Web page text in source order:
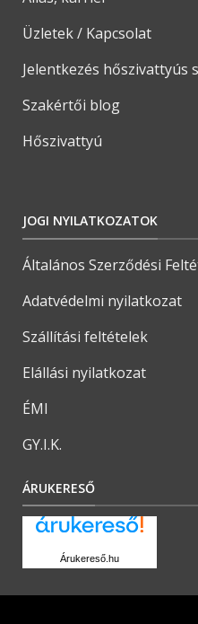
Üzletek / Kapcsolat
Jelentkezés hőszivattyús
Szakértői blog
Hőszivattyú
JOGI NYILATKOZATOK
Általános Szerződési
Adatvédelmi nyilatkozat
Szállítási feltételek
Elállási nyilatkozat
ÉMI
GY.I.K.
ÁRUKERESŐ
Árukereső.hu